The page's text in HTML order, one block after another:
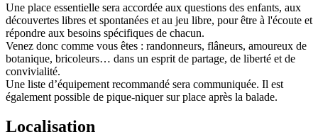
Une place essentielle sera accordée aux questions des enfants, aux
découvertes libres et spontanées et au jeu libre, pour être à l'écoute et
répondre aux besoins spécifiques de chacun.
Venez donc comme vous êtes : randonneurs, flâneurs, amoureux de
botanique, bricoleurs… dans un esprit de partage, de liberté et de
convivialité.
Une liste d’équipement recommandé sera communiquée. Il est
également possible de pique-niquer sur place après la balade.
Localisation